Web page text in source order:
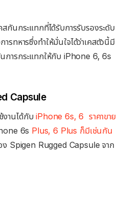
กันกระแทกที่ได้รับการรับรองระดับ
รทหารซึ่งทำให้มั่นใจได้ว่าเคสตัวนี้มี
การกระแทกให้กับ iPhone 6, 6s
Capsule
งานได้กับiPhone 6s, 6 ราคาขาย
6s Plus, 6 Plus ก็มีเช่นกัน
Spigen Rugged Capsule จาก